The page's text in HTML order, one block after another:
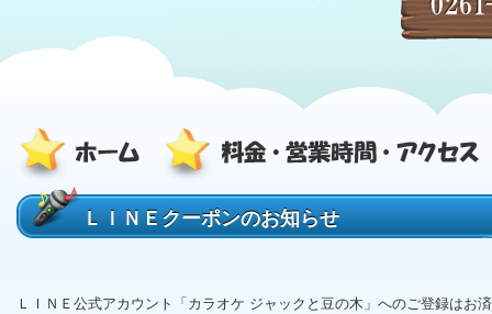
ＬＩＮＥクーポンのお知らせ
ＬＩＮＥ公式アカウント「カラオケ ジャックと豆の木」へのご登録はお